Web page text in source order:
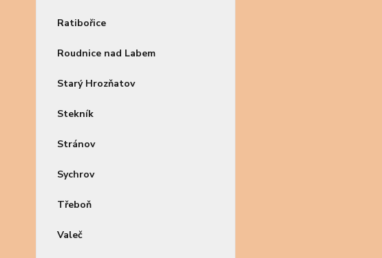
Ratibořice
Roudnice nad Labem
Starý Hrozňatov
Stekník
Stránov
Sychrov
Třeboň
Valeč